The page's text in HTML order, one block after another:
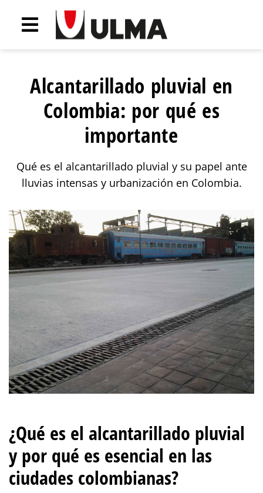
Alcantarillado pluvial en
Colombia: por qué es
importante
Qué es el alcantarillado pluvial y su papel ante
lluvias intensas y urbanización en Colombia.
¿Qué es el alcantarillado pluvial
y por qué es esencial en las
ciudades colombianas?